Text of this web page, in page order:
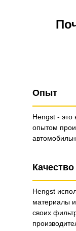
Опыт
Hengst -
опытом
Качество
Hengst
материалы и
своих